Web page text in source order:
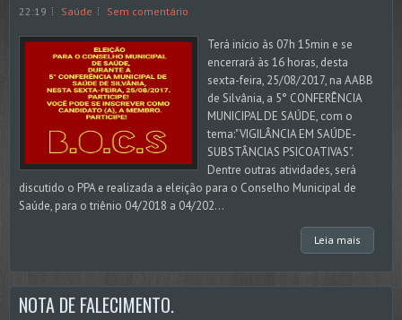
22:19 Saúde Sem comentário
Terá início às 07h 15min e se
encerrará às 16 horas, desta
sexta-feira, 25/08/2017, na AABB
de Silvânia, a 5° CONFERÊNCIA
MUNICIPAL DE SAÚDE, com o
tema:"VIGILÂNCIA EM SAÚDE-
SUBSTÂNCIAS PSICOATIVAS".
Dentre outras atividades, será
discutido o PPA e realizada a eleição para o Conselho Municipal de
Saúde, para o triênio 04/2018 a 04/202...
Leia mais
NOTA DE FALECIMENTO.